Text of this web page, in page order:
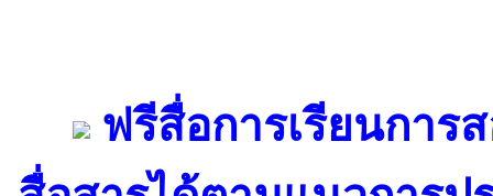
ฟรีสื่อการเรียนการ